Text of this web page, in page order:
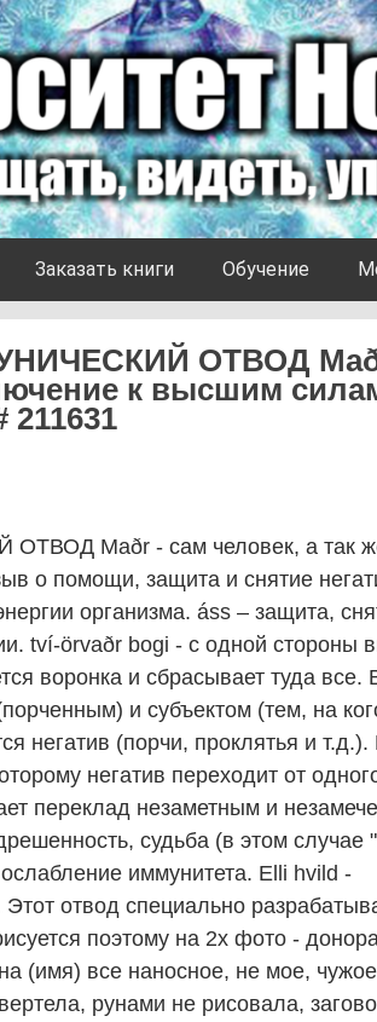
Заказать книги Обучение
ОТВОД
к высшим
Maðr - сам человек, а так
о помощи, защита и снятие
организма. áss – защита,
tví-örvaðr bogi - с одной стороны
воронка и сбрасывает туда все.
и субъектом (тем, на
негатив (порчи, проклятья и
негатив переходит от
переклад незаметным и
судьба (в этом случае
иммунитета. Elli hvild -
Этот отвод специально
поэтому на 2х фото -
(имя) все наносное, не мое,
рунами не рисовала,